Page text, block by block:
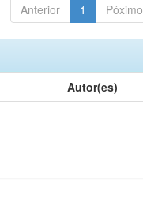
Anterior 1 Póximo
Autor(es)
-